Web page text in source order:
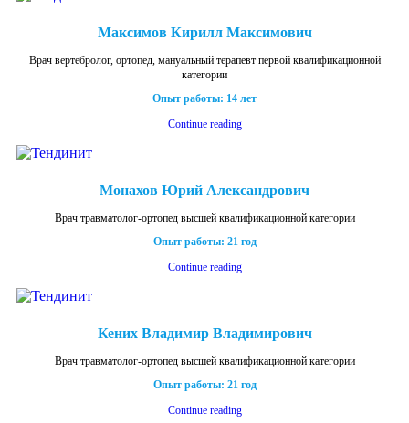
Максимов Кирилл Максимович
Врач вертебролог, ортопед, мануальный терапевт первой квалификационной
категории
Опыт работы: 14 лет
Continue reading
Монахов Юрий Александрович
Врач травматолог-ортопед высшей квалификационной категории
Опыт работы: 21 год
Continue reading
Кених Владимир Владимирович
Врач травматолог-ортопед высшей квалификационной категории
Опыт работы: 21 год
Continue reading